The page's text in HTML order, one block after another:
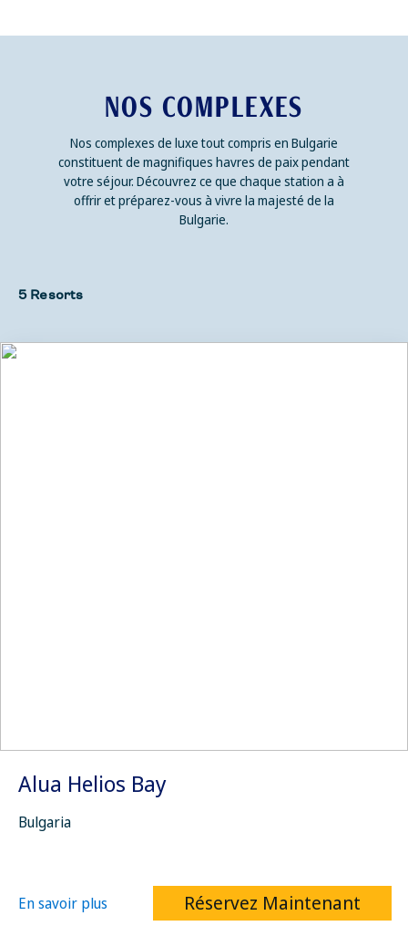
NOS COMPLEXES
Nos complexes de luxe tout compris en Bulgarie
constituent de magnifiques havres de paix pendant
votre séjour. Découvrez ce que chaque station a à
offrir et préparez-vous à vivre la majesté de la
Bulgarie.
5 Resorts
Alua Helios Bay
Bulgaria
En savoir plus Réservez Maintenant